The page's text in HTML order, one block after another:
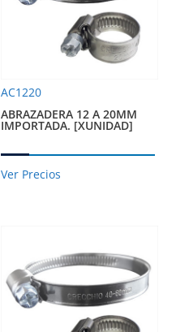
AC1220
ABRAZADERA 12 A 20MM
IMPORTADA. [XUNIDAD]
Ver Precios